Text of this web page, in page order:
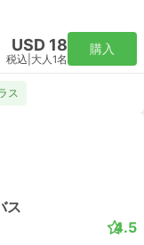
USD 18
税込 大人1名
購入
ス
ス
4.5